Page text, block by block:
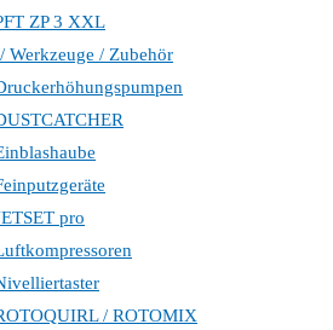
ZP 3 XXL
Werkzeuge / Zubehör
pro
/ ROTOMIX